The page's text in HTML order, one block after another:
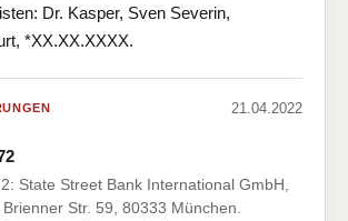
Dr. Kasper, Sven Severin,
*XX.XX.XXXX.
21.04.2022
State Street Bank International GmbH,
Str. 59, 80333 München.